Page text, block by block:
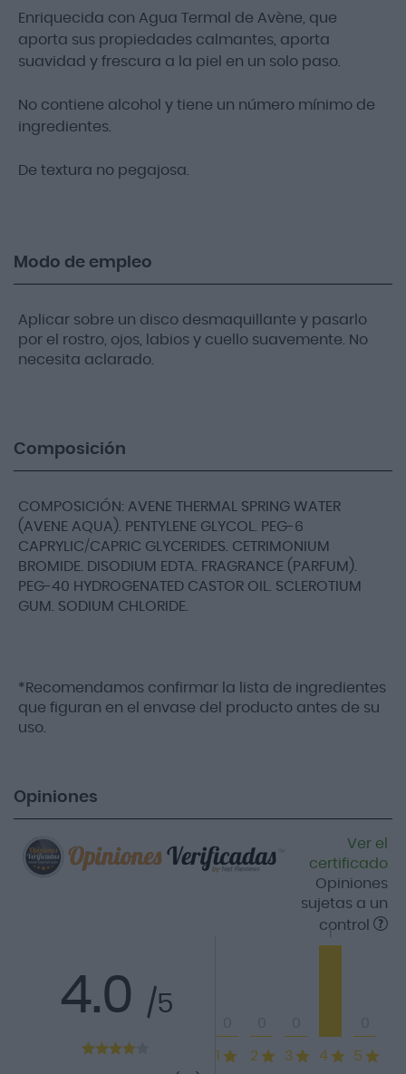
Enriquecida con Agua Termal de Avène, que
aporta sus propiedades calmantes, aporta
suavidad y frescura a la piel en un solo paso.
No contiene alcohol y tiene un número mínimo de
ingredientes.
De textura no pegajosa.
Modo de empleo
Aplicar sobre un disco desmaquillante y pasarlo
por el rostro, ojos, labios y cuello suavemente. No
necesita aclarado.
Composición
COMPOSICIÓN: AVENE THERMAL SPRING WATER
(AVENE AQUA). PENTYLENE GLYCOL. PEG-6
CAPRYLIC/CAPRIC GLYCERIDES. CETRIMONIUM
BROMIDE. DISODIUM EDTA. FRAGRANCE (PARFUM).
PEG-40 HYDROGENATED CASTOR OIL. SCLEROTIUM
GUM. SODIUM CHLORIDE.
*Recomendamos confirmar la lista de ingredientes
que figuran en el envase del producto antes de su
uso.
Opiniones
Ver el
certificado
Opiniones
sujetas a un
control
4.0 /5
1 2 3 4
1
5